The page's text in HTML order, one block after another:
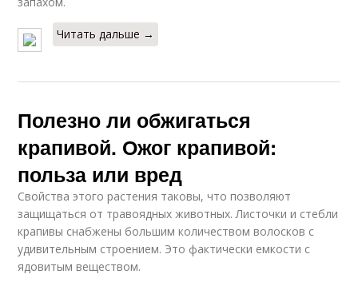
Читать дальше →
Полезно ли обжигаться
крапивой. Ожог крапивой:
польза или вред
Свойства этого растения таковы, что позволяют
защищаться от травоядных животных. Листочки и стебли
крапивы снабжены большим количеством волосков с
удивительным строением. Это фактически емкости с
ядовитым веществом.